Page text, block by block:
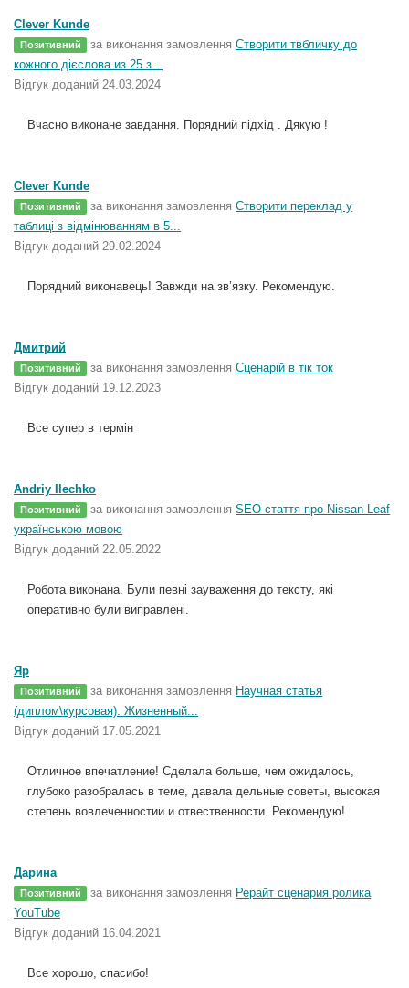
Clever Kunde
Позитивний за виконання замовленняСтворити твбличку до
кожного дієслова из 25 з...
Відгук доданий 24.03.2024
Вчасно виконане завдання. Порядний підхід . Дякую !
Clever Kunde
Позитивний за виконання замовленняСтворити переклад у
таблиці з відмінюванням в 5...
Відгук доданий 29.02.2024
Порядний виконавець! Завжди на зв’язку. Рекомендую.
Дмитрий
Позитивний за виконання замовленняСценарій в тік ток
Відгук доданий 19.12.2023
Все супер в термін
Andriy Ilechko
Позитивний за виконання замовленняSEO-стаття про Nissan Leaf
українською мовою
Відгук доданий 22.05.2022
Робота виконана. Були певні зауваження до тексту, які
оперативно були виправлені.
Яр
Позитивний за виконання замовлення Научная статья
(диплом\курсовая). Жизненный...
Відгук доданий 17.05.2021
Отличное впечатление! Сделала больше, чем ожидалось,
глубоко разобралась в теме, давала дельные советы, высокая
степень вовлеченностии и отвественности. Рекомендую!
Дарина
Позитивний за виконання замовлення Рерайт сценария ролика
YouTube
Відгук доданий 16.04.2021
Все хорошо, спасибо!